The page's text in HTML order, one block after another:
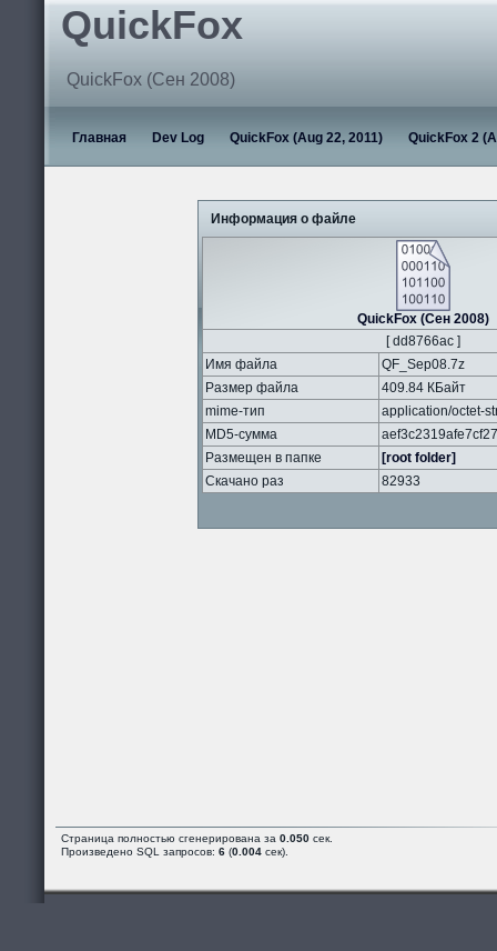
QuickFox
QuickFox (Сен 2008)
Главная Dev Log QuickFox (Aug 22, 2011) QuickFox 2
Информация о файле
QuickFox (Сен 2008)
[ dd8766ac ]
Имя файла
QF_Sep08.7z
Размер файла
409.84 КБайт
mime-тип
application/octet-
MD5-сумма
Размещен в папке
[root folder]
Скачано раз
82933
Страница полностью сгенерирована за 0.050 сек.
Произведено SQL запросов: 6 (0.004 сек).